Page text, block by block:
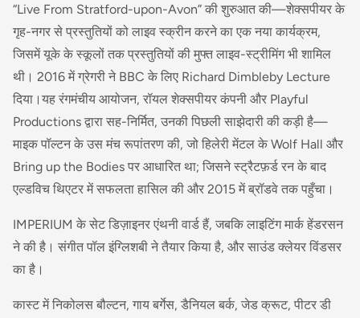
“Live From Stratford-upon-Avon” की शुरुआत की—शेक्सपीयर के
गृह-नगर से प्रस्तुतियों को लाइव स्क्रीन करने का एक नया कार्यक्रम,
जिसमें यूके के स्कूलों तक प्रस्तुतियों की मुफ्त लाइव-स्ट्रीमिंग भी शामिल
थी। 2016 में ग्रेगरी ने BBC के लिए Richard Dimbleby Lecture
दिया।यह रंगमंचीय आयोजन, रॉयल शेक्सपीयर कंपनी और Playful
Productions द्वारा सह-निर्मित, उनकी पिछली साझेदारी की कड़ी है—
माइक पॉल्टन के उस मंच रूपांतरण की, जो हिलेरी मेंटल के Wolf Hall और
Bring up the Bodies पर आधारित था; जिसने स्ट्रैटफ़र्ड रन के बाद
एल्डविच थिएटर में सफलता हासिल की और 2015 में ब्रॉडवे तक पहुँचा।
IMPERIUM के सेट डिज़ाइनर एंथनी वार्ड हैं, जबकि लाइटिंग मार्क हेंडरसन
ने की है। संगीत पॉल इंग्लिशबी ने तैयार किया है, और साउंड क्लेयर विंडसर
का है।
कास्ट में निकोलस बौल्टन, गाय बर्गेस, डैनियल बर्क, जेड क्रूट, पीटर डी